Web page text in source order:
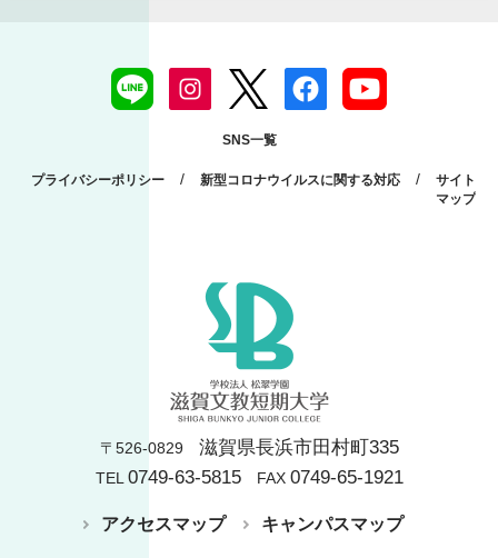
SNS一覧
プライバシーポリシー / 新型コロナウイルスに関する対応 /
サイト
マップ
〒526-0829 滋賀県長浜市田村町335
TEL0749-63-5815FAX 0749-65-1921
アクセスマップ キャンパスマップ